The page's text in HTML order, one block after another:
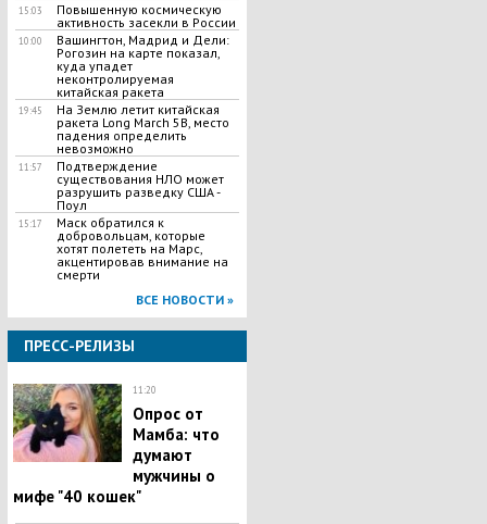
15:03
Повышенную космическую
активность засекли в России
10:00
Вашингтон, Мадрид и Дели:
Рогозин на карте показал,
куда упадет
неконтролируемая
китайская ракета
19:45
На Землю летит китайская
ракета Long March 5B, место
падения определить
невозможно
11:57
Подтверждение
существования НЛО может
разрушить разведку США -
Поул
15:17
​Маск обратился к
добровольцам, которые
хотят полететь на Марс,
акцентировав внимание на
смерти
ВСЕ НОВОСТИ »
ПРЕСС-РЕЛИЗЫ
11:20
Опрос от
Мамба: что
думают
мужчины о
мифе "40 кошек"